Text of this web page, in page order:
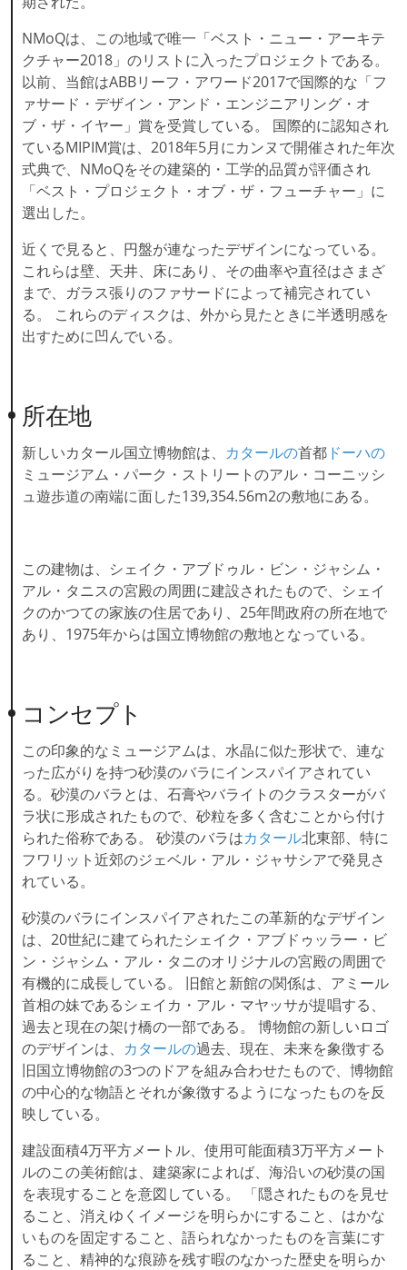
NMoQは、この地域で唯一「ベスト・ニュー・アーキテ
クチャー2018」のリストに入ったプロジェクトである。
以前、当館はABBリーフ・アワード2017で国際的な「フ
ァサード・デザイン・アンド・エンジニアリング・オ
ブ・ザ・イヤー」賞を受賞している。 国際的に認知され
ているMIPIM賞は、2018年5月にカンヌで開催された年次
式典で、NMoQをその建築的・工学的品質が評価され
「ベスト・プロジェクト・オブ・ザ・フューチャー」に
選出した。
近くで見ると、円盤が連なったデザインになっている。
これらは壁、天井、床にあり、その曲率や直径はさまざ
まで、ガラス張りのファサードによって補完されてい
る。 これらのディスクは、外から見たときに半透明感を
出すために凹んでいる。
所在地
新しいカタール国立博物館は、 カタールの首都 ドーハの
ミュージアム・パーク・ストリートのアル・コーニッシ
ュ遊歩道の南端に面した139,354.56m2の敷地にある。
この建物は、シェイク・アブドゥル・ビン・ジャシム・
アル・タニスの宮殿の周囲に建設されたもので、シェイ
クのかつての家族の住居であり、25年間政府の所在地で
あり、1975年からは国立博物館の敷地となっている。
コンセプト
この印象的なミュージアムは、水晶に似た形状で、連な
った広がりを持つ砂漠のバラにインスパイアされてい
る。砂漠のバラとは、石膏やバライトのクラスターがバ
ラ状に形成されたもので、砂粒を多く含むことから付け
られた俗称である。 砂漠のバラはカタール北東部、特に
フワリット近郊のジェベル・アル・ジャサシアで発見さ
れている。
砂漠のバラにインスパイアされたこの革新的なデザイン
は、20世紀に建てられたシェイク・アブドゥッラー・ビ
ン・ジャシム・アル・タニのオリジナルの宮殿の周囲で
有機的に成長している。 旧館と新館の関係は、アミール
首相の妹であるシェイカ・アル・マヤッサが提唱する、
過去と現在の架け橋の一部である。 博物館の新しいロゴ
のデザインは、 カタールの過去、現在、未来を象徴する
旧国立博物館の3つのドアを組み合わせたもので、博物館
の中心的な物語とそれが象徴するようになったものを反
映している。
建設面積4万平方メートル、使用可能面積3万平方メート
ルのこの美術館は、建築家によれば、海沿いの砂漠の国
を表現することを意図している。 「隠されたものを見せ
ること、消えゆくイメージを明らかにすること、はかな
いものを固定すること、語られなかったものを言葉にす
ること、精神的な痕跡を残す暇のなかった歴史を明らか